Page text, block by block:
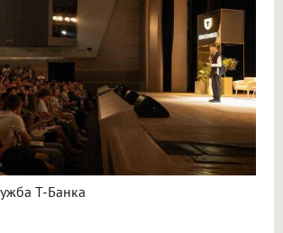
Т-Банка